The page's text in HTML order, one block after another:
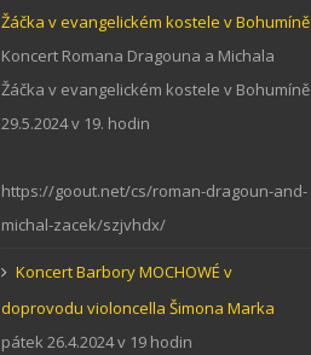
Žáčka v evangelickém kostele v Bohumíně
Koncert Romana Dragouna a Michala
Žáčka v evangelickém kostele v Bohumíně
29.5.2024 v 19. hodin
https://goout.net/cs/roman-dragoun-and-
michal-zacek/szjvhdx/
Koncert Barbory MOCHOWÉ v
doprovodu violoncella Šimona Marka
pátek 26.4.2024 v 19 hodin